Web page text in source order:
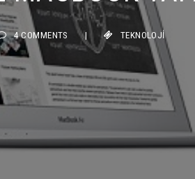
4 COMMENTS TEKNOLOJI